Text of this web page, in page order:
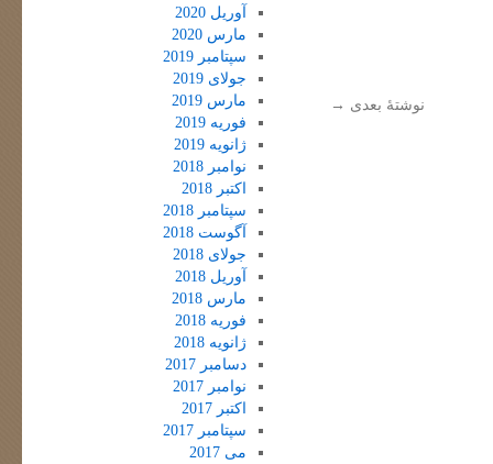
نوشتهٔ بعدی →
آوریل 2020
مارس 2020
سپتامبر 2019
جولای 2019
مارس 2019
فوریه 2019
ژانویه 2019
نوامبر 2018
اکتبر 2018
سپتامبر 2018
آگوست 2018
جولای 2018
آوریل 2018
مارس 2018
فوریه 2018
ژانویه 2018
دسامبر 2017
نوامبر 2017
اکتبر 2017
سپتامبر 2017
می 2017